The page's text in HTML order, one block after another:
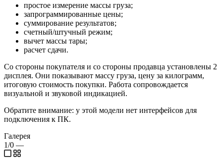
простое измерение массы груза;
запрограммированные цены;
суммирование результатов;
счетный/штучный режим;
вычет массы тары;
расчет сдачи.
Со стороны покупателя и со стороны продавца установлены 2
дисплея. Они показывают массу груза, цену за килограмм,
итоговую стоимость покупки. Работа сопровождается
визуальной и звуковой индикацией.
Обратите внимание: у этой модели нет интерфейсов для
подключения к ПК.
Галерея
1/0 —